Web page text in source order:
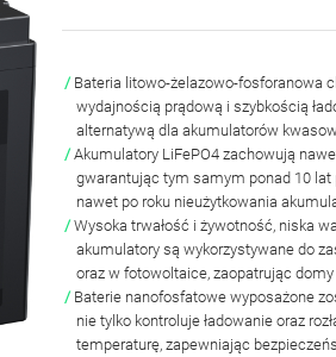
Bateria litowo-żelazowo-fosforanowa
wydajnością prądową i szybkością
alternatywą dla akumulatorów
Akumulatory LiFePO4 zachowują
gwarantując tym samym ponad 10 lat
nawet po roku nieużytkowania
Wysoka trwałość i żywotność, niska
akumulatory są wykorzystywane do
oraz w fotowoltaice, zaopatrując
Baterie nanofosfatowe wyposażone
nie tylko kontroluje ładowanie oraz
temperaturę, zapewniając